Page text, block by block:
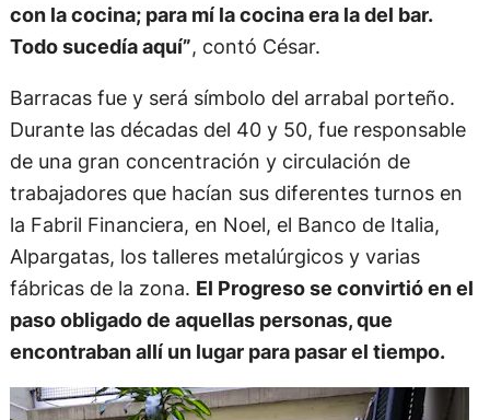
con la cocina; para mí la cocina era la del bar.
Todo sucedía aquí”, contó César.
Barracas fue y será símbolo del arrabal porteño.
Durante las décadas del 40 y 50, fue responsable
de una gran concentración y circulación de
trabajadores que hacían sus diferentes turnos en
la Fabril Financiera, en Noel, el Banco de Italia,
Alpargatas, los talleres metalúrgicos y varias
fábricas de la zona. El Progreso se convirtió en el
paso obligado de aquellas personas, que
encontraban allí un lugar para pasar el tiempo.